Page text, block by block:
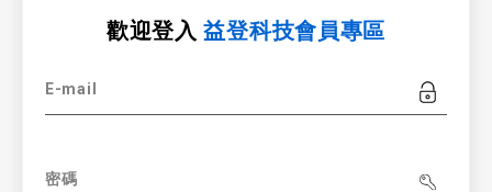
歡迎登入益登科技會員專區
E-mail
密碼